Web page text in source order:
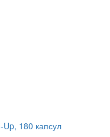
180 капсул